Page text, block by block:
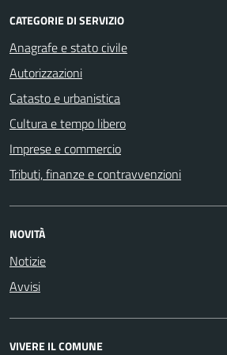
CATEGORIE DI SERVIZIO
Anagrafe e stato civile
Autorizzazioni
Catasto e urbanistica
Cultura e tempo libero
Imprese e commercio
Tributi, finanze e contravvenzioni
NOVITÀ
Notizie
Avvisi
VIVERE IL COMUNE